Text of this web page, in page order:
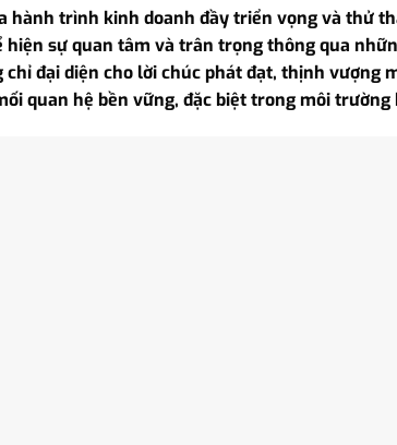
hành trình kinh doanh đầy triển vọng và thử
hiện sự quan tâm và trân trọng thông qua
đại diện cho lời chúc phát đạt, thịnh vượng
quan hệ bền vững, đặc biệt trong môi trường